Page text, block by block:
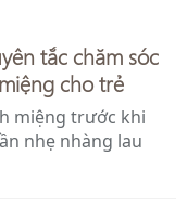
tắc chăm sóc
cho trẻ
miệng trước khi
nhẹ nhàng lau